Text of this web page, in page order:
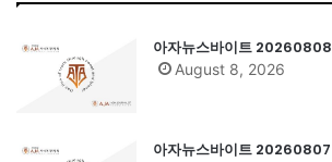
아자뉴스바이트 20260808
August 8, 2026
아자뉴스바이트 20260807